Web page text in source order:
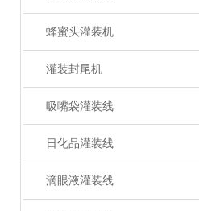
蜂蜜头灌装机
灌装封尾机
吸嘴袋灌装线
日化品灌装线
滴眼液灌装线